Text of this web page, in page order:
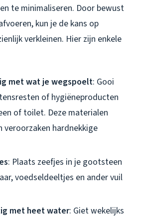
te minimaliseren. Door bewust
kun je de kans op
verkleinen. Hier zijn enkele
met wat je wegspoelt: Gooi
of hygiëneproducten
of toilet. Deze materialen
veroorzaken hardnekkige
: Plaats zeefjes in je gootsteen
voedseldeeltjes en ander vuil
met heet water: Giet wekelijks